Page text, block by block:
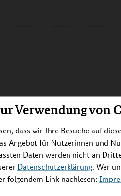
Verwendung von
dass wir Ihre Besuche auf
Angebot für Nutzerinnen und
Daten werden nicht an
Datenschutzerklärung. Wer
folgendem Link nachlesen: